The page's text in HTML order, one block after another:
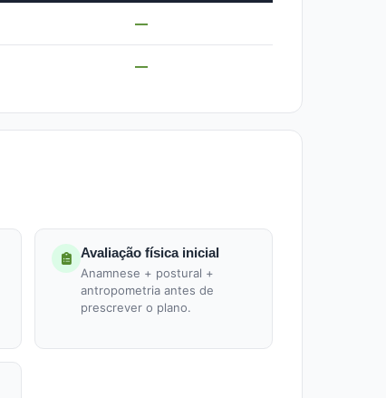
—
—
Avaliação física inicial
Anamnese + postural +
antropometria antes de
prescrever o plano.